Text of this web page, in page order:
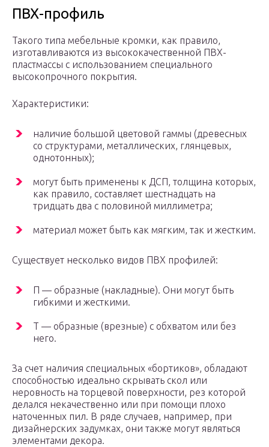
ПВХ-профиль
Такого типа мебельные кромки, как правило,
изготавливаются из высококачественной ПВХ-
пластмассы с использованием специального
высокопрочного покрытия.
Характеристики:
наличие большой цветовой гаммы (древесных
со структурами, металлических, глянцевых,
однотонных);
могут быть применены к ДСП, толщина которых,
как правило, составляет шестнадцать на
тридцать два с половиной миллиметра;
материал может быть как мягким, так и жестким.
Существует несколько видов ПВХ профилей:
П — образные (накладные). Они могут быть
гибкими и жесткими.
Т — образные (врезные) с обхватом или без
него.
За счет наличия специальных «бортиков», обладают
способностью идеально скрывать скол или
неровность на торцевой поверхности, рез которой
делался некачественно или при помощи плохо
наточенных пил. В ряде случаев, например, при
дизайнерских задумках, они также могут являться
элементами декора.